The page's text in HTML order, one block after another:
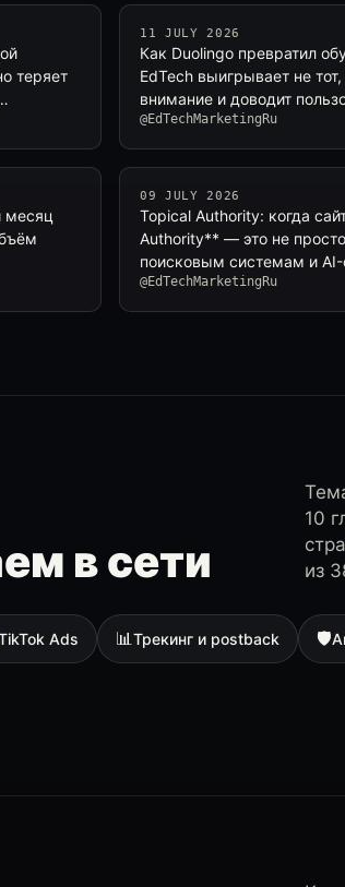
теряет
11 JULY 2026
Как Duolingo превратил
EdTech выигрывает не
внимание и доводит
@EdTechMarketingRu
месяц
09 JULY 2026
Topical Authority: когда
Authority** — это не
поисковым системам и
@EdTechMarketingRu
в сети
10
из
Ads 📊Трекинг и postback 🛡